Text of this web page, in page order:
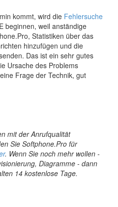
kommt, wird die Fehlersuche
beginnen, weil anständige
Statistiken über das
hinzufügen und die
Das ist ein sehr gutes
Ursache des Problems
Frage der Technik, gut
mit der Anrufqualität
Sie Softphone.Pro für
. Wenn Sie noch mehr wollen -
Diagramme - dann
14 kostenlose Tage.